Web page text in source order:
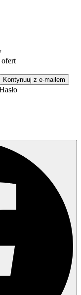
Kontynuuj z e-mailem